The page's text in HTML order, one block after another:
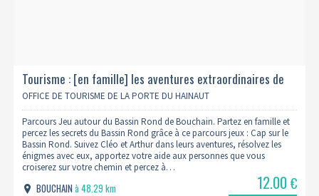
Tourisme : [en famille] les aventures extraordinaires de
cléo et arthur - cap sur le bassin rond
OFFICE DE TOURISME DE LA PORTE DU HAINAUT
Parcours Jeu autour du Bassin Rond de Bouchain. Partez en famille et
percez les secrets du Bassin Rond grâce à ce parcours jeux : Cap sur le
Bassin Rond. Suivez Cléo et Arthur dans leurs aventures, résolvez les
énigmes avec eux, apportez votre aide aux personnes que vous
croiserez sur votre chemin et percez à…
BOUCHAINà 48.29 km
12.00€